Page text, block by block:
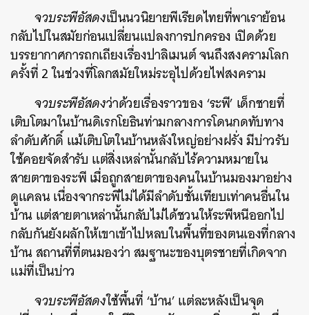
จวบระพีอัสดงเป็นนวนิยายพีเรียดไทยที่พาเราย้อน
กลับไปในสมัยก่อนเปลี่ยนแปลงการปกครอง เปิดด้วย
บรรยากาศการถกเถียงเรื่องปาลิเมนต์ จนถึงสงครามโลก
ครั้งที่ 2 ในช่วงที่โลกสมัยใหม่ระอุไปด้วยไฟสงคราม
จวบระพีอัสดงว่าด้วยเรื่องราวของ ‘ระพี’ เด็กชายที่
เติบโตมาในบ้านดิเรกโยธินท่ามกลางการโดนกดทับทาง
ลำดับศักดิ์ แม้เติบโตในบ้านหลังใหญ่อย่างฝรั่ง มีบ่าวรับ
ใช้คอยจัดสำรับ แต่สิ่งเหล่านั้นกลับไร้ความหมายใน
สายตาของระพี เมื่อถูกสายตาของคนในบ้านมองมาอย่าง
ดูแคลน เนื่องจากระพีไม่ได้มีลำดับชั้นเทียบเท่าคนอื่นใน
บ้าน แต่สายตาเหล่านั้นกลับไม่ได้ชวนให้ระพีหนีออกไป
กลับกันยังผลักให้เขาเข้าไปหลบในพื้นที่ของตนเองที่กลาง
บ้าน สถานที่ที่ตนมองว่า สมฐานะของบุตรชายที่เกิดจาก
แม่ที่เป็นบ่าว
จวบระพีอัสดงใช้พื้นที่ ‘บ้าน’ แต่ละหลังเป็นจุด